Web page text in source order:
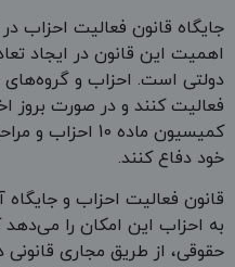
جایگاه قانون فعالیت احزاب
اهمیت این قانون در ایجاد
دولتی است. احزاب و
فعالیت کنند و در صورت بروز
کمیسیون ماده 10
خود دفاع کنند.
قانون فعالیت احزاب و
به احزاب این امکان را
حقوقی، از طریق مجاری